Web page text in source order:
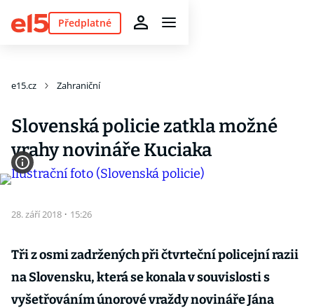
Předplatné
e15.cz Zahraniční
Slovenská policie zatkla možné
vrahy novináře Kuciaka
28. září 2018 · 15:26
Tři z osmi zadržených při čtvrteční policejní razii
na Slovensku, která se konala v souvislosti s
vyšetřováním únorové vraždy novináře Jána